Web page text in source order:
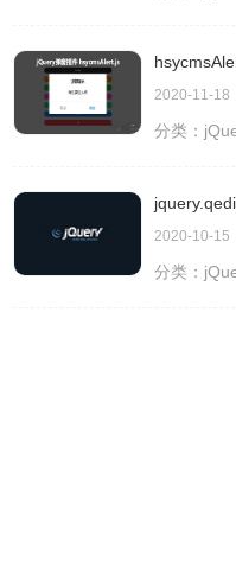
2020-11-18
分类：
2020-10-15
分类：